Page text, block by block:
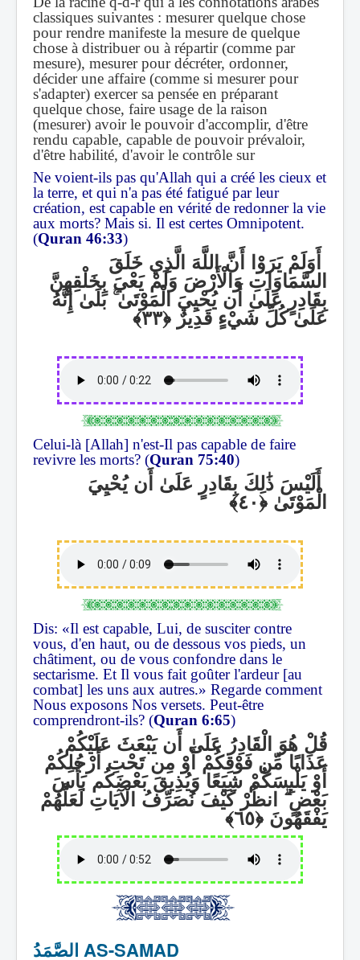
classiques suivantes : mesurer quelque chose
pour rendre manifeste la mesure de quelque
chose à distribuer ou à répartir (comme par
mesure), mesurer pour décréter, ordonner,
décider une affaire (comme si mesurer pour
s'adapter) exercer sa pensée en préparant
quelque chose, faire usage de la raison
(mesurer) avoir le pouvoir d'accomplir, d'être
rendu capable, capable de pouvoir prévaloir,
d'être habilité, d'avoir le contrôle sur
Ne voient-ils pas qu'Allah qui a créé les cieux et
la terre, et qui n'a pas été fatigué par leur
création, est capable en vérité de redonner la vie
aux morts? Mais si. Il est certes Omnipotent.
(Quran 46:33)
أَوَلَمْ يَرَوْا أَنَّ اللَّهَ الَّذِي خَلَقَ
السَّمَاوَاتِ وَالْأَرْضَ وَلَمْ يَعْيَ بِخَلْقِهِنَّ
بِقَادِرٍ عَلَىٰ أَن يُحْيِيَ الْمَوْتَىٰۚبَلَىٰ إِنَّهُ
عَلَىٰ كُلِّ شَيْءٍ قَدِيرٌ
Celui-là [Allah] n'est-Il pas capable de faire
revivre les morts? (Quran 75:40)
أَلَيْسَ ذَٰلِكَ بِقَادِرٍ عَلَىٰ أَن يُحْيِيَ
الْمَوْتَىٰ
Dis: «Il est capable, Lui, de susciter contre
vous, d'en haut, ou de dessous vos pieds, un
châtiment, ou de vous confondre dans le
sectarisme. Et Il vous fait goûter l'ardeur [au
combat] les uns aux autres.» Regarde comment
Nous exposons Nos versets. Peut-être
comprendront-ils? (Quran 6:65)
قُلْ هُوَ الْقَادِرُ عَلَىٰ أَن يَبْعَثَ عَلَيْكُمْ
عَذَابًا مِّن فَوْقِكُمْ أَوْ مِن تَحْتِ أَرْجُلِكُمْ
أَوْ يَلْبِسَكُمْ شِيَعًا وَيُذِيقَ بَعْضَكُم بَأْسَ
بَعْضٍۗ انظُرْ كَيْفَ نُصَرِّفُ الْآيَاتِ لَعَلَّهُمْ
يَفْقَهُونَ
الصَّمَدُ AS-SAMAD